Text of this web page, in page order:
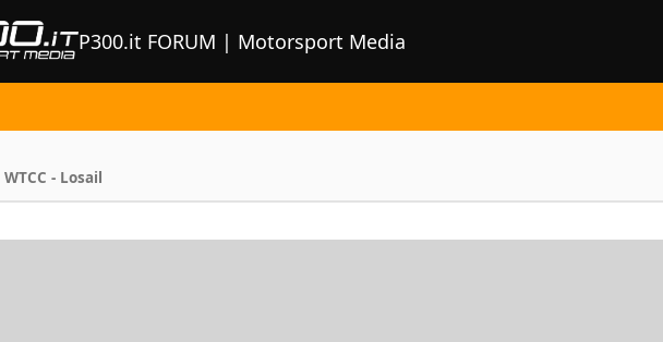
P300.it FORUM | Motorsport Media
WTCC - Losail